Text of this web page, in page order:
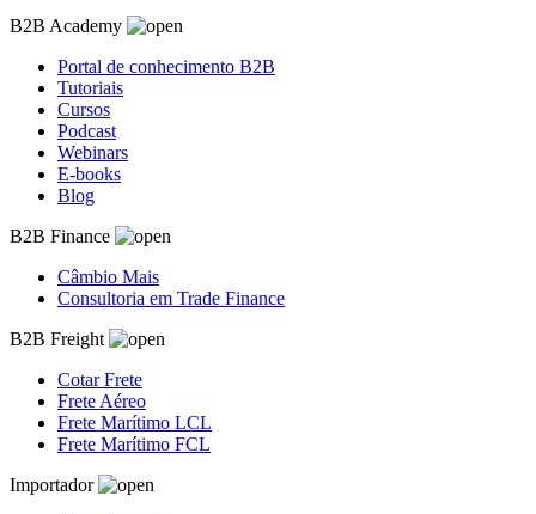
B2B Academy
Portal de conhecimento B2B
Tutoriais
Cursos
Podcast
Webinars
E-books
Blog
B2B Finance
Câmbio Mais
Consultoria em Trade Finance
B2B Freight
Cotar Frete
Frete Aéreo
Frete Marítimo LCL
Frete Marítimo FCL
Importador